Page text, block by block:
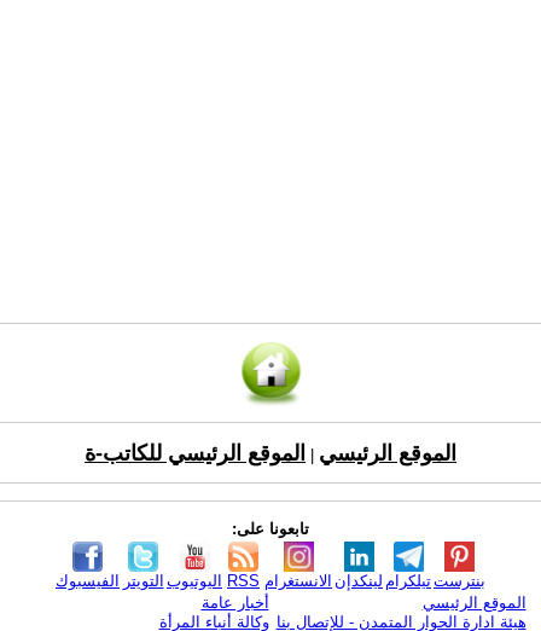
الموقع الرئيسي الموقع الرئيسي للكاتب-ة
تابعونا على:
الفيسبوك التويتر اليوتيوب RSS الانستغرام لينكدإن تيلكرامبنترست
الموقع الرئيسي
هيئة ادارة الحوار المتمدن - للإتصال بنا
أخبار عامة
وكالة أنباء المرأة